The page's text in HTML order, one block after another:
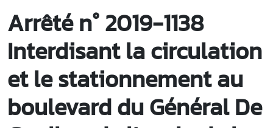
Arrêté n° 2019-1138
Interdisant la circulation
et le stationnement au
boulevard du Général De